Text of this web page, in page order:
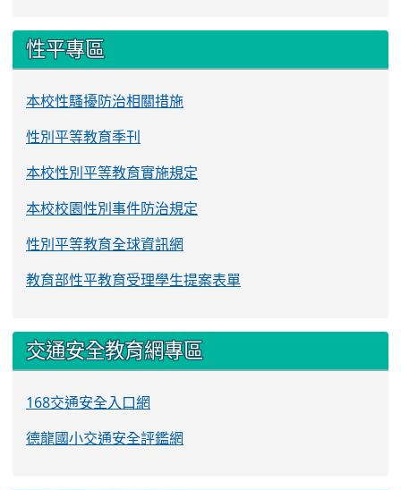
性平專區
本校性騷擾防治相關措施
性別平等教育季刊
本校性別平等教育實施規定
本校校園性別事件防治規定
性別平等教育全球資訊網
教育部性平教育受理學生提案表單
交通安全教育網專區
168交通安全入口網
德龍國小交通安全評鑑網